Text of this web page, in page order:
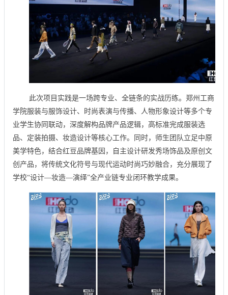
此次项目实践是一场跨专业、全链条的实战历练。郑州工商
学院服装与服饰设计、时尚表演与传播、人物形象设计等多个专
业学生协同联动，深度解构品牌产品逻辑，高标准完成服装选
品、定装拍摄、妆造设计等核心工作。同时，师生团队立足中原
美学特色，结合红豆品牌基因，自主设计研发秀场饰品及原创文
创产品，将传统文化符号与现代运动时尚巧妙融合，充分展现了
学校“设计—妆造—演绎”全产业链专业闭环教学成果。